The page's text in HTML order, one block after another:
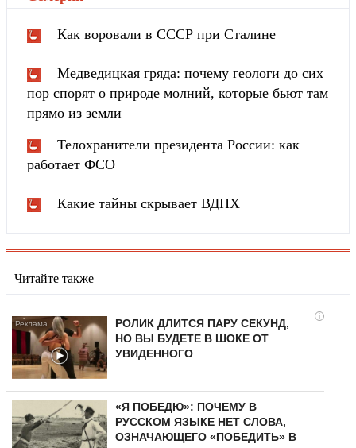
Как воровали в СССР при Сталине
Медведицкая гряда: почему геологи до сих
пор спорят о природе молний, которые бьют там
прямо из земли
Телохранители президента России: как
работает ФСО
Какие тайны скрывает ВДНХ
Читайте также
i
РОЛИК ДЛИТСЯ ПАРУ СЕКУНД,
НО ВЫ БУДЕТЕ В ШОКЕ ОТ
УВИДЕННОГО
«Я ПОБЕДЮ»: ПОЧЕМУ В
РУССКОМ ЯЗЫКЕ НЕТ СЛОВА,
ОЗНАЧАЮЩЕГО «ПОБЕДИТЬ» В